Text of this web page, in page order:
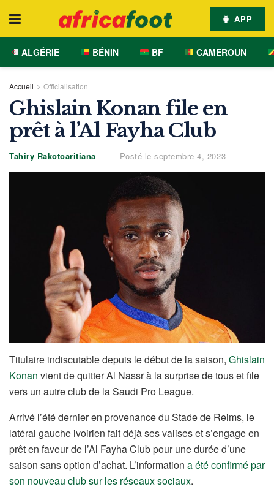
APP
ALGÉRIE BÉNIN BF CAMEROUN
Accueil Officialisation
Ghislain Konan file en
prêt à l’Al Fayha Club
Tahiry Rakotoaritiana Posté le septembre 4, 2023
Titulaire indiscutable depuis le début de la saison, Ghislain
Konan vient de quitter Al Nassr à la surprise de tous et file
vers un autre club de la Saudi Pro League.
Arrivé l’été dernier en provenance du Stade de Reims, le
latéral gauche ivoirien fait déjà ses valises et s’engage en
prêt en faveur de l’Al Fayha Club pour une durée d’une
saison sans option d’achat. L’information a été confirmé par
son nouveau club sur les réseaux sociaux.